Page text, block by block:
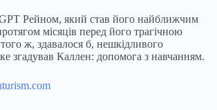
Рейном, який став його найближчим
місяців перед його трагічною
ж, здавалося б, нешкідливого
згадував Каллен: допомога з навчанням.